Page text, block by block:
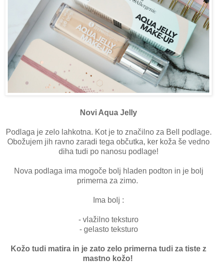
Novi Aqua Jelly
Podlaga je zelo lahkotna. Kot je to značilno za Bell podlage.
Obožujem jih ravno zaradi tega občutka, ker koža še vedno
diha tudi po nanosu podlage!
Nova podlaga ima mogoče bolj hladen podton in je bolj
primerna za zimo.
Ima bolj :
- vlažilno teksturo
- gelasto teksturo
Kožo tudi matira in je zato zelo primerna tudi za tiste z
mastno kožo!